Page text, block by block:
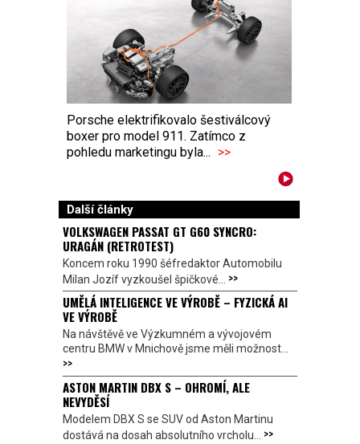
Porsche elektrifikovalo šestiválcový
boxer pro model 911. Zatímco z
pohledu marketingu byla... >>
Další články
VOLKSWAGEN PASSAT GT G60 SYNCRO:
URAGÁN (RETROTEST)
Koncem roku 1990 šéfredaktor Automobilu
Milan Jozíf vyzkoušel špičkové... >>
UMĚLÁ INTELIGENCE VE VÝROBĚ – FYZICKÁ AI
VE VÝROBĚ
Na návštěvě ve Výzkumném a vývojovém
centru BMW v Mnichově jsme měli možnost...
>>
ASTON MARTIN DBX S – OHROMÍ, ALE
NEVYDĚSÍ
Modelem DBX S se SUV od Aston Martinu
dostává na dosah absolutního vrcholu... >>